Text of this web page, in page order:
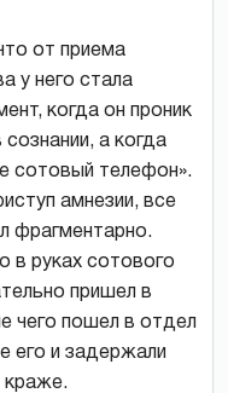
от приема
у него стала
когда он проник
а когда
сотовый телефон».
амнезии, все
фрагментарно.
в руках сотового
пришел в
чего пошел в отдел
его и задержали
краже.